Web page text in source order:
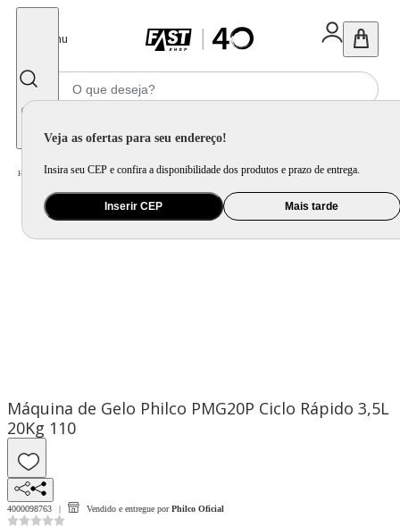
Menu
Veja as ofertas para seu endereço!
Insira seu CEP e confira a disponibilidade dos produtos e prazo de entrega.
Inserir CEP Mais tarde
Home Eletroportátil / Máquina de Gelo Máquina de Gelo Philco PMG20P Ciclo Rápido 3,5L 20Kg
Máquina de Gelo Philco PMG20P Ciclo Rápido 3,5L
20Kg 110
4000098763 Vendido e entregue por Philco Oficial